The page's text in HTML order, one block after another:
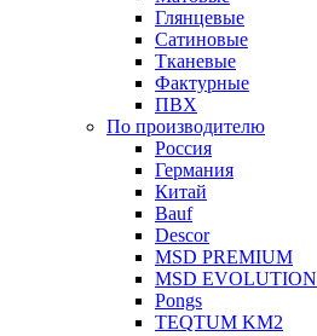
Глянцевые
Сатиновые
Тканевые
Фактурные
ПВХ
По производителю
Россия
Германия
Китай
Вauf
Descor
MSD PREMIUM
MSD EVOLUTION
Pongs
TEQTUM KM2